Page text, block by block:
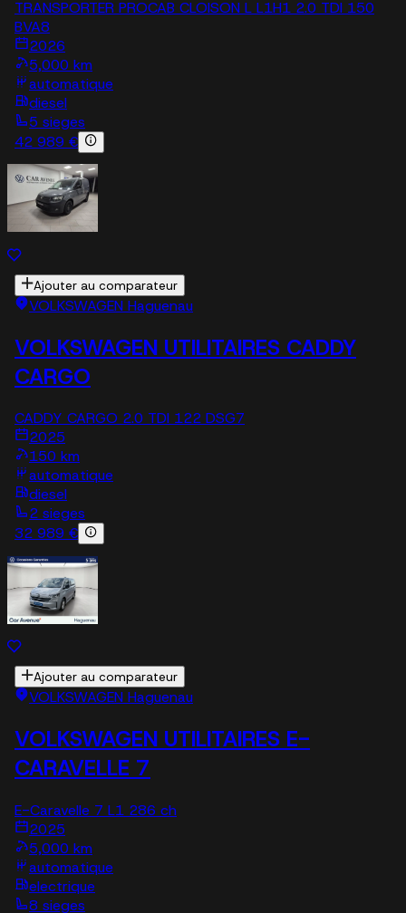
TRANSPORTER PROCAB CLOISON L L1H1 2.0 TDI 150
BVA8
2026
5,000 km
automatique
diesel
5 sieges
42 989 €
Ajouter au comparateur
VOLKSWAGEN Haguenau
VOLKSWAGEN UTILITAIRES CADDY
CARGO
CADDY CARGO 2.0 TDI 122 DSG7
2025
150 km
automatique
diesel
2 sieges
32 989 €
Ajouter au comparateur
VOLKSWAGEN Haguenau
VOLKSWAGEN UTILITAIRES E-
CARAVELLE 7
E-Caravelle 7 L1 286 ch
2025
5,000 km
automatique
electrique
8 sieges